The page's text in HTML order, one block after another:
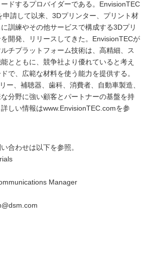
ドするプロバイダーである。EnvisionTEC
申請して以来、3Dプリンター、プリント材
訓練やその他サービスで構成する3Dプリ
開発、リリースしてきた。EnvisionTECが
チプラットフォーム技術は、高精細、ス
とともに、競争社より優れていると考え
で、広範な材料を使う能力を提供する。
ー、補聴器、歯科、消費者、自動車製造、
分野に強い顧客とパートナーの基盤を持
しい情報はwww.EnvisionTEC.comを参
合わせは以下を参照。
Manager